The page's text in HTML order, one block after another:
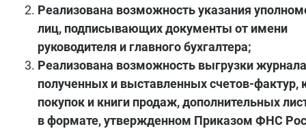
Реализована возможность указания
лиц, подписывающих документы от имени
руководителя и главного бухгалтера;
Реализована возможность выгрузки
полученных и выставленных счетов-фактур,
покупок и книги продаж, дополнительных
в формате, утвержденном Приказом ФНС